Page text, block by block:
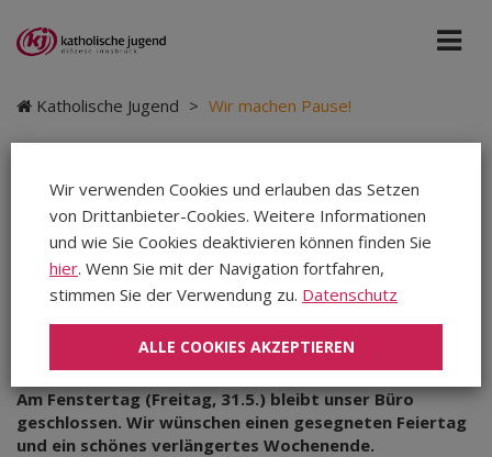
Katholische Jugend > Wir machen Pause!
Wir machen Pause!
Mittwoch, 29.05.2024 | Katholische Jugend | Teilen
Am Fenstertag (Freitag, 31.5.) bleibt unser Büro
geschlossen. Wir wünschen einen gesegneten Feiertag
und ein schönes verlängertes Wochenende.
Wir verwenden Cookies und erlauben das Setzen
von Drittanbieter-Cookies. Weitere Informationen
und wie Sie Cookies deaktivieren können finden Sie
hier. Wenn Sie mit der Navigation fortfahren,
stimmen Sie der Verwendung zu. Datenschutz
ALLE COOKIES AKZEPTIEREN